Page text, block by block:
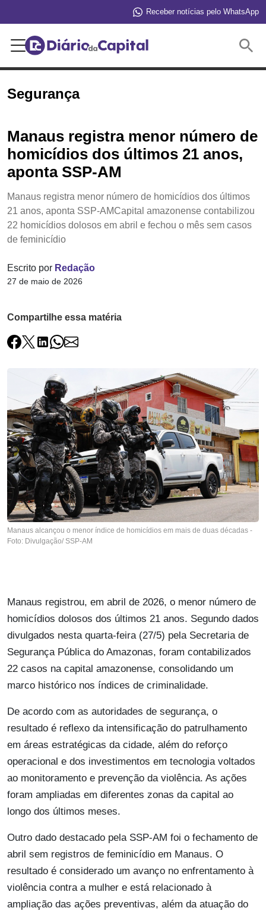
Receber notícias pelo WhatsApp
Segurança
Manaus registra menor número de
homicídios dos últimos 21 anos,
aponta SSP-AM
Manaus registra menor número de homicídios dos últimos
21 anos, aponta SSP-AMCapital amazonense contabilizou
22 homicídios dolosos em abril e fechou o mês sem casos
de feminicídio
Escrito por Redação
27 de maio de 2026
Compartilhe essa matéria
Manaus alcançou o menor índice de homicídios em mais de duas décadas -
Foto: Divulgação/ SSP-AM
Manaus registrou, em abril de 2026, o menor número de
homicídios dolosos dos últimos 21 anos. Segundo dados
divulgados nesta quarta-feira (27/5) pela Secretaria de
Segurança Pública do Amazonas, foram contabilizados
22 casos na capital amazonense, consolidando um
marco histórico nos índices de criminalidade.
De acordo com as autoridades de segurança, o
resultado é reflexo da intensificação do patrulhamento
em áreas estratégicas da cidade, além do reforço
operacional e dos investimentos em tecnologia voltados
ao monitoramento e prevenção da violência. As ações
foram ampliadas em diferentes zonas da capital ao
longo dos últimos meses.
Outro dado destacado pela SSP-AM foi o fechamento de
abril sem registros de feminicídio em Manaus. O
resultado é considerado um avanço no enfrentamento à
violência contra a mulher e está relacionado à
ampliação das ações preventivas, além da atuação do